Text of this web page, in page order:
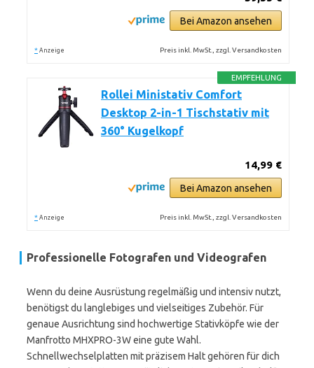
Bei Amazon ansehen
* Anzeige Preis inkl. MwSt., zzgl. Versandkosten
EMPFEHLUNG
Rollei Ministativ Comfort
Desktop 2-in-1 Tischstativ mit
360° Kugelkopf
14,99 €
Bei Amazon ansehen
* Anzeige Preis inkl. MwSt., zzgl. Versandkosten
Professionelle Fotografen und Videografen
Wenn du deine Ausrüstung regelmäßig und intensiv nutzt,
benötigst du langlebiges und vielseitiges Zubehör. Für
genaue Ausrichtung sind hochwertige Stativköpfe wie der
Manfrotto MHXPRO-3W eine gute Wahl.
Schnellwechselplatten mit präzisem Halt gehören für dich